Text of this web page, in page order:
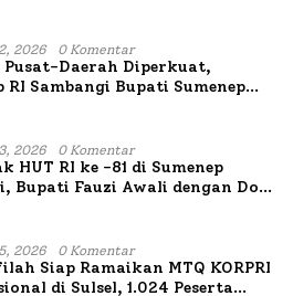
2026 0 Komentar
Pusat-Daerah Diperkuat,
RI Sambangi Bupati Sumenep
2026 0 Komentar
HUT RI ke -81 di Sumenep
Bupati Fauzi Awali dengan Doa
2026 0 Komentar
Siap Ramaikan MTQ KORPRI
di Sulsel, 1.024 Peserta